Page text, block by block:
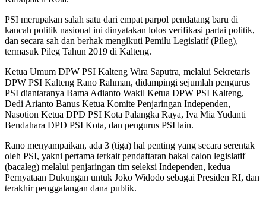
PSI merupakan salah satu dari empat parpol pendatang baru di
kancah politik nasional ini dinyatakan lolos verifikasi partai politik,
dan secara sah dan berhak mengikuti Pemilu Legislatif (Pileg),
termasuk Pileg Tahun 2019 di Kalteng.
Ketua Umum DPW PSI Kalteng Wira Saputra, melalui Sekretaris
DPW PSI Kalteng Rano Rahman, didampingi sejumlah pengurus
PSI diantaranya Bama Adianto Wakil Ketua DPW PSI Kalteng,
Dedi Arianto Banus Ketua Komite Penjaringan Independen,
Nasotion Ketua DPD PSI Kota Palangka Raya, Iva Mia Yudanti
Bendahara DPD PSI Kota, dan pengurus PSI lain.
Rano menyampaikan, ada 3 (tiga) hal penting yang secara serentak
oleh PSI, yakni pertama terkait pendaftaran bakal calon legislatif
(bacaleg) melalui penjaringan tim seleksi Independen, kedua
Pernyataan Dukungan untuk Joko Widodo sebagai Presiden RI, dan
terakhir penggalangan dana publik.